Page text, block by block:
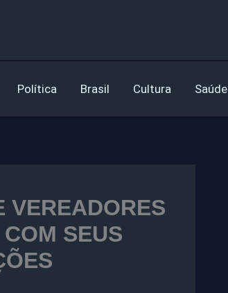
Política Brasil Cultura Saúde
VEREADORES
SEUS